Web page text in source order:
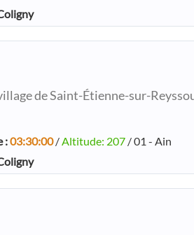
de Saint-Étienne-sur-
:03:30:00/Altitude: 207 / 01 - Ain